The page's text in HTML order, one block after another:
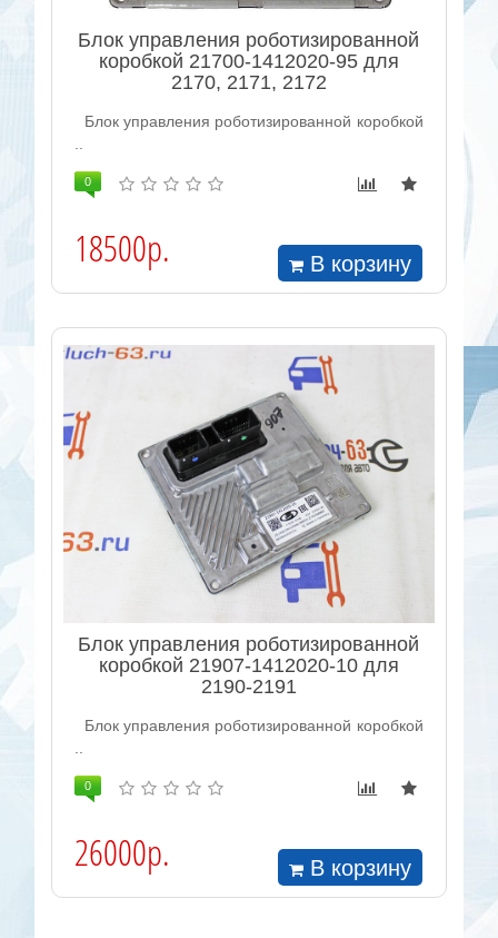
Блок управления роботизированной
коробкой 21700-1412020-95 для
2170, 2171, 2172
Блок управления роботизированной коробкой
..
0
18500р. В корзину
Блок управления роботизированной
коробкой 21907-1412020-10 для
2190-2191
Блок управления роботизированной коробкой
..
0
26000р. В корзину